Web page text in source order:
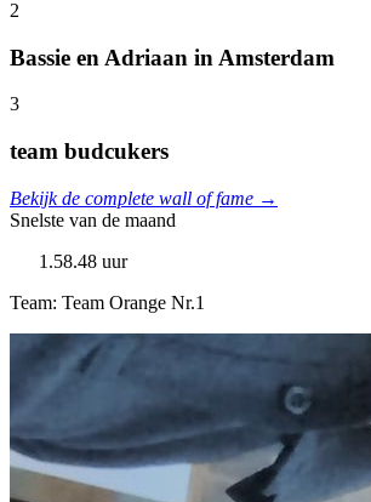
2
Bassie en Adriaan in Amsterdam
3
team budcukers
Bekijk de complete wall of fame →
Snelste van de maand
1.58.48 uur
Team: Team Orange Nr.1